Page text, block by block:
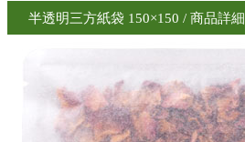
半透明三方紙袋 150×150 / 商品詳細